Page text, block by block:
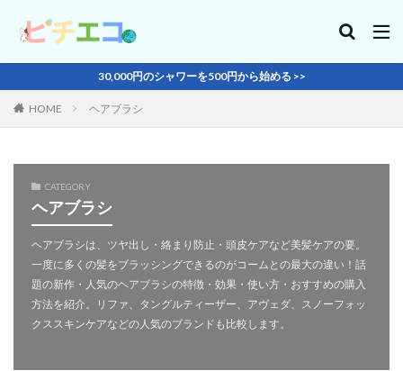
30,000円のシャワーを500円から始める >>
HOME ヘアブラシ
CATEGORY
ヘアブラシ
ヘアブラシは、ツヤ出し・絡まり防止・頭皮ケアなど美髪ケアの要。
一度に多くの髪をブラッシングできるのがコームとの最大の違い！話
題の新作・人気のヘアブラシの特徴・効果・使い方・おすすめの購入
方法を紹介。リファ、タングルティーザー、アヴェダ、スノーフォッ
クススキンケアなどの人気のブランドも比較します。